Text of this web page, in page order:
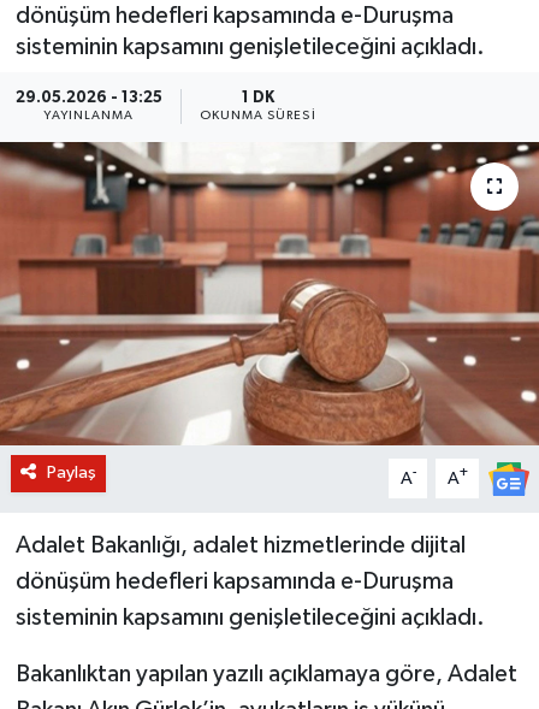
dönüşüm hedefleri kapsamında e-Duruşma
sisteminin kapsamını genişletileceğini açıkladı.
29.05.2026 - 13:25
YAYINLANMA
1 DK
OKUNMA SÜRESI
Paylaş A- A+
Adalet Bakanlığı, adalet hizmetlerinde dijital
dönüşüm hedefleri kapsamında e-Duruşma
sisteminin kapsamını genişletileceğini açıkladı.
Bakanlıktan yapılan yazılı açıklamaya göre, Adalet
KÜLTÜR SANAT
SAĞLIK
BİLİM VE TEKNOLOJİ
OTOMOBİL
Haber Arşivi